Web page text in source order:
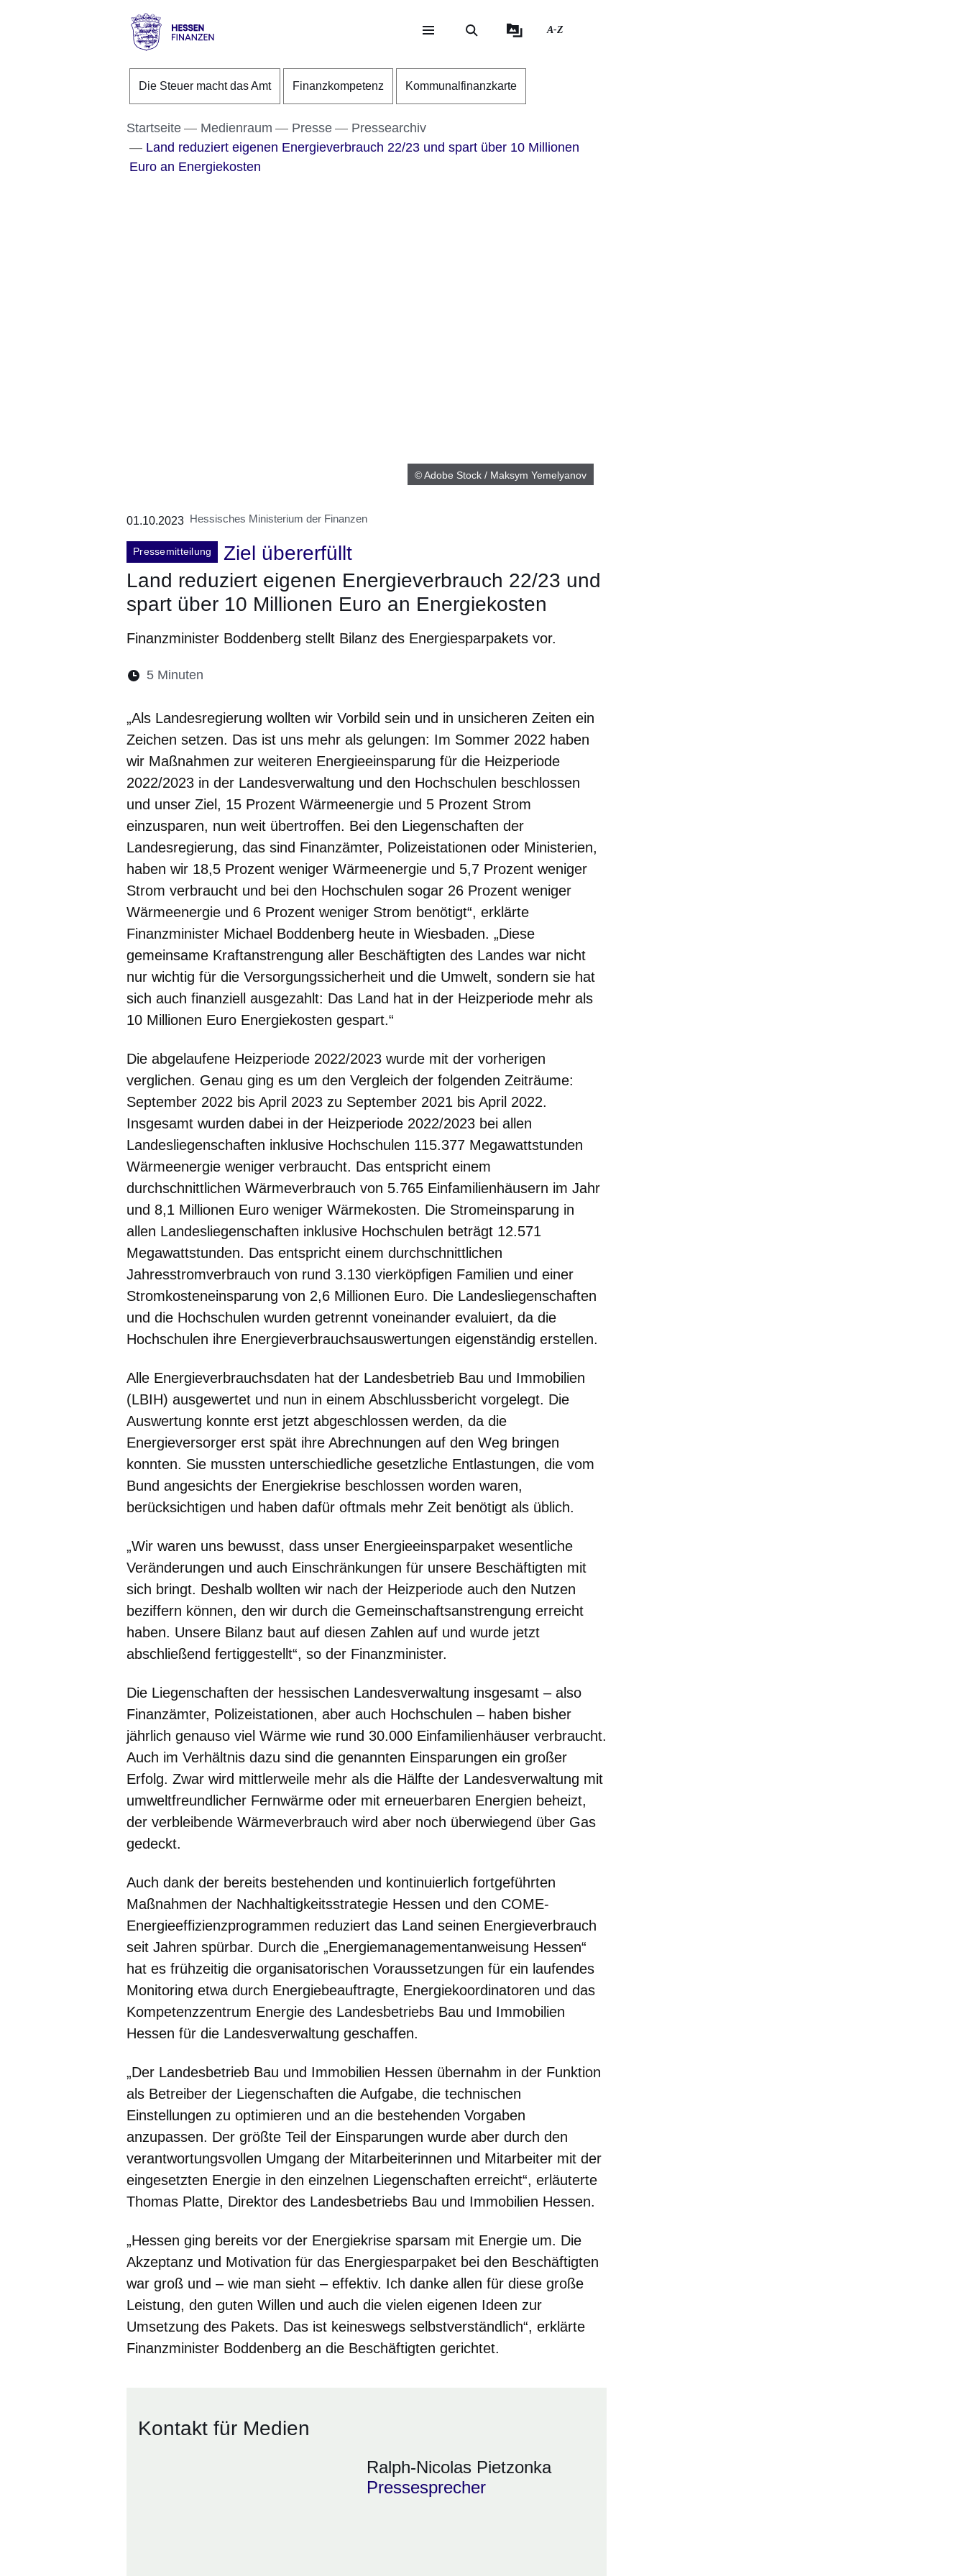
Direkt zum Kopf der Seite
Direkt zum Inhalt
Direkt zum Fuß der Seite
Finanzen
A-Z
Die Steuer macht das Amt Finanzkompetenz Kommunalfinanzkarte
Startseite Medienraum Presse
Pressearchiv
Land reduziert eigenen Energieverbrauch 22/23 und spart über 10 Millionen
Euro an Energiekosten
© Adobe Stock / Maksym Yemelyanov
01.10.2023 Hessisches Ministerium der Finanzen
Pressemitteilung
Ziel übererfüllt
Land reduziert eigenen Energieverbrauch 22/23 und
spart über 10 Millionen Euro an Energiekosten
Finanzminister Boddenberg stellt Bilanz des Energiesparpakets vor.
Lesedauer:
5 Minuten
„Als Landesregierung wollten wir Vorbild sein und in unsicheren Zeiten ein
Zeichen setzen. Das ist uns mehr als gelungen: Im Sommer 2022 haben
wir Maßnahmen zur weiteren Energieeinsparung für die Heizperiode
2022/2023 in der Landesverwaltung und den Hochschulen beschlossen
und unser Ziel, 15 Prozent Wärmeenergie und 5 Prozent Strom
einzusparen, nun weit übertroffen. Bei den Liegenschaften der
Landesregierung, das sind Finanzämter, Polizeistationen oder Ministerien,
haben wir 18,5 Prozent weniger Wärmeenergie und 5,7 Prozent weniger
Strom verbraucht und bei den Hochschulen sogar 26 Prozent weniger
Wärmeenergie und 6 Prozent weniger Strom benötigt“, erklärte
Finanzminister Michael Boddenberg heute in Wiesbaden. „Diese
gemeinsame Kraftanstrengung aller Beschäftigten des Landes war nicht
nur wichtig für die Versorgungssicherheit und die Umwelt, sondern sie hat
sich auch finanziell ausgezahlt: Das Land hat in der Heizperiode mehr als
10 Millionen Euro Energiekosten gespart.“
Die abgelaufene Heizperiode 2022/2023 wurde mit der vorherigen
verglichen. Genau ging es um den Vergleich der folgenden Zeiträume:
September 2022 bis April 2023 zu September 2021 bis April 2022.
Insgesamt wurden dabei in der Heizperiode 2022/2023 bei allen
Landesliegenschaften inklusive Hochschulen 115.377 Megawattstunden
Wärmeenergie weniger verbraucht. Das entspricht einem
durchschnittlichen Wärmeverbrauch von 5.765 Einfamilienhäusern im Jahr
und 8,1 Millionen Euro weniger Wärmekosten. Die Stromeinsparung in
allen Landesliegenschaften inklusive Hochschulen beträgt 12.571
Megawattstunden. Das entspricht einem durchschnittlichen
Jahresstromverbrauch von rund 3.130 vierköpfigen Familien und einer
Stromkosteneinsparung von 2,6 Millionen Euro. Die Landesliegenschaften
und die Hochschulen wurden getrennt voneinander evaluiert, da die
Hochschulen ihre Energieverbrauchsauswertungen eigenständig erstellen.
Alle Energieverbrauchsdaten hat der Landesbetrieb Bau und Immobilien
(LBIH) ausgewertet und nun in einem Abschlussbericht vorgelegt. Die
Auswertung konnte erst jetzt abgeschlossen werden, da die
Energieversorger erst spät ihre Abrechnungen auf den Weg bringen
konnten. Sie mussten unterschiedliche gesetzliche Entlastungen, die vom
Bund angesichts der Energiekrise beschlossen worden waren,
berücksichtigen und haben dafür oftmals mehr Zeit benötigt als üblich.
„Wir waren uns bewusst, dass unser Energieeinsparpaket wesentliche
Veränderungen und auch Einschränkungen für unsere Beschäftigten mit
sich bringt. Deshalb wollten wir nach der Heizperiode auch den Nutzen
beziffern können, den wir durch die Gemeinschaftsanstrengung erreicht
haben. Unsere Bilanz baut auf diesen Zahlen auf und wurde jetzt
abschließend fertiggestellt“, so der Finanzminister.
Die Liegenschaften der hessischen Landesverwaltung insgesamt – also
Finanzämter, Polizeistationen, aber auch Hochschulen – haben bisher
jährlich genauso viel Wärme wie rund 30.000 Einfamilienhäuser verbraucht.
Auch im Verhältnis dazu sind die genannten Einsparungen ein großer
Erfolg. Zwar wird mittlerweile mehr als die Hälfte der Landesverwaltung mit
umweltfreundlicher Fernwärme oder mit erneuerbaren Energien beheizt,
der verbleibende Wärmeverbrauch wird aber noch überwiegend über Gas
gedeckt.
Auch dank der bereits bestehenden und kontinuierlich fortgeführten
Maßnahmen der Nachhaltigkeitsstrategie Hessen und den COME-
Energieeffizienzprogrammen reduziert das Land seinen Energieverbrauch
seit Jahren spürbar. Durch die „Energiemanagementanweisung Hessen“
hat es frühzeitig die organisatorischen Voraussetzungen für ein laufendes
Monitoring etwa durch Energiebeauftragte, Energiekoordinatoren und das
Kompetenzzentrum Energie des Landesbetriebs Bau und Immobilien
Hessen für die Landesverwaltung geschaffen.
„Der Landesbetrieb Bau und Immobilien Hessen übernahm in der Funktion
als Betreiber der Liegenschaften die Aufgabe, die technischen
Einstellungen zu optimieren und an die bestehenden Vorgaben
anzupassen. Der größte Teil der Einsparungen wurde aber durch den
verantwortungsvollen Umgang der Mitarbeiterinnen und Mitarbeiter mit der
eingesetzten Energie in den einzelnen Liegenschaften erreicht“, erläuterte
Thomas Platte, Direktor des Landesbetriebs Bau und Immobilien Hessen.
„Hessen ging bereits vor der Energiekrise sparsam mit Energie um. Die
Akzeptanz und Motivation für das Energiesparpaket bei den Beschäftigten
war groß und – wie man sieht – effektiv. Ich danke allen für diese große
Leistung, den guten Willen und auch die vielen eigenen Ideen zur
Umsetzung des Pakets. Das ist keineswegs selbstverständlich“, erklärte
Finanzminister Boddenberg an die Beschäftigten gerichtet.
Kontakt für Medien
Ralph-Nicolas Pietzonka
Pressesprecher